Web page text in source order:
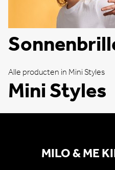
Alle producten in Mini Styles
Mini Styles
MILO & ME